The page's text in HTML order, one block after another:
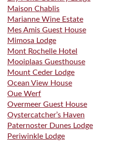
Maison Chablis
Marianne Wine Estate
Mes Amis Guest House
Mimosa Lodge
Mont Rochelle Hotel
Mooiplaas Guesthouse
Mount Ceder Lodge
Ocean View House
Oue Werf
Overmeer Guest House
Oystercatcher’s Haven
Paternoster Dunes Lodge
Periwinkle Lodge